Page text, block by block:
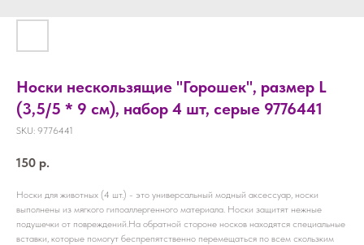
Носки нескользящие "Горошек", размер L
(3,5/5 * 9 см), набор 4 шт, серые 9776441
SKU: 9776441
150 р.
Носки для животных (4 шт.) - это универсальный модный аксессуар, носки
выполнены из мягкого гипоаллергенного материала. Носки защитят нежные
подушечки от повреждений.На обратной стороне носков находятся специальные
вставки, которые помогут беспрепятственно перемещаться по всем скользким